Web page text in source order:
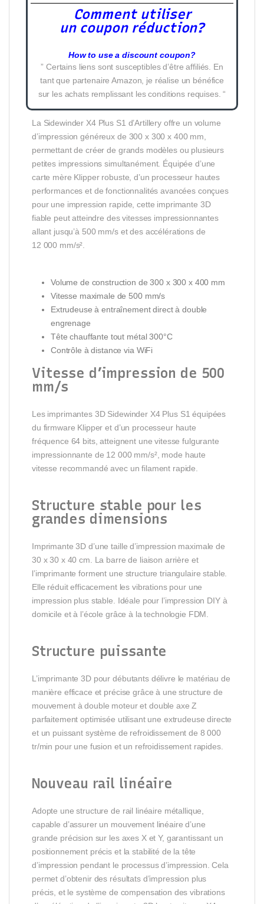
Comment utiliser
un coupon réduction?
How to use a discount coupon?
” Certains liens sont susceptibles d’être affiliés. En
tant que partenaire Amazon, je réalise un bénéfice
sur les achats remplissant les conditions requises. “
La Sidewinder X4 Plus S1 d’Artillery offre un volume
d’impression généreux de 300 x 300 x 400 mm,
permettant de créer de grands modèles ou plusieurs
petites impressions simultanément. Équipée d’une
carte mère Klipper robuste, d’un processeur hautes
performances et de fonctionnalités avancées conçues
pour une impression rapide, cette imprimante 3D
fiable peut atteindre des vitesses impressionnantes
allant jusqu’à 500 mm/s et des accélérations de
12 000 mm/s².
Volume de construction de 300 x 300 x 400 mm
Vitesse maximale de 500 mm/s
Extrudeuse à entraînement direct à double
engrenage
Tête chauffante tout métal 300°C
Contrôle à distance via WiFi
Vitesse d’impression de 500
mm/s
Les imprimantes 3D Sidewinder X4 Plus S1 équipées
du firmware Klipper et d’un processeur haute
fréquence 64 bits, atteignent une vitesse fulgurante
impressionnante de 12 000 mm/s², mode haute
vitesse recommandé avec un filament rapide.
Structure stable pour les
grandes dimensions
Imprimante 3D d’une taille d’impression maximale de
30 x 30 x 40 cm. La barre de liaison arrière et
l’imprimante forment une structure triangulaire stable.
Elle réduit efficacement les vibrations pour une
impression plus stable. Idéale pour l’impression DIY à
domicile et à l’école grâce à la technologie FDM.
Structure puissante
L’imprimante 3D pour débutants délivre le matériau de
manière efficace et précise grâce à une structure de
mouvement à double moteur et double axe Z
parfaitement optimisée utilisant une extrudeuse directe
et un puissant système de refroidissement de 8 000
tr/min pour une fusion et un refroidissement rapides.
Nouveau rail linéaire
Adopte une structure de rail linéaire métallique,
capable d’assurer un mouvement linéaire d’une
grande précision sur les axes X et Y, garantissant un
positionnement précis et la stabilité de la tête
d’impression pendant le processus d’impression. Cela
permet d’obtenir des résultats d’impression plus
précis, et le système de compensation des vibrations